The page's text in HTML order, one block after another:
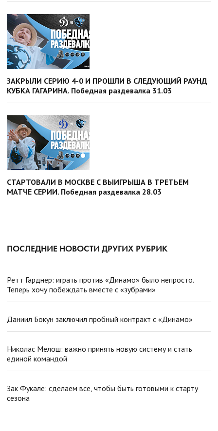
ЗАКРЫЛИ СЕРИЮ 4-0 И ПРОШЛИ В СЛЕДУЮЩИЙ РАУНД
КУБКА ГАГАРИНА. Победная раздевалка 31.03
СТАРТОВАЛИ В МОСКВЕ С ВЫИГРЫША В ТРЕТЬЕМ
МАТЧЕ СЕРИИ. Победная раздевалка 28.03
ПОСЛЕДНИЕ НОВОСТИ ДРУГИХ РУБРИК
Ретт Гарднер: играть против «Динамо» было непросто.
Теперь хочу побеждать вместе с «зубрами»
Даниил Бокун заключил пробный контракт с «Динамо»
Николас Мелош: важно принять новую систему и стать
единой командой
Зак Фукале: сделаем все, чтобы быть готовыми к старту
сезона